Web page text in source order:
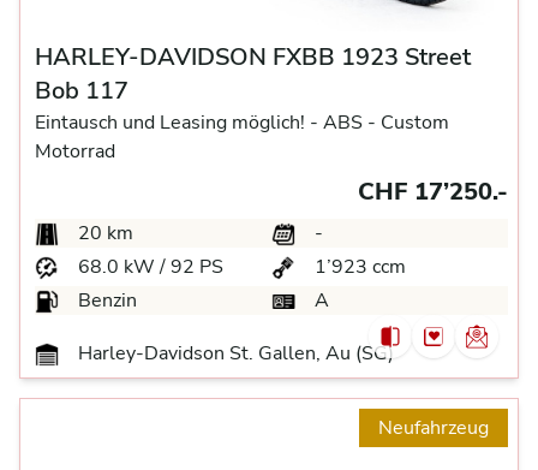
HARLEY-DAVIDSON FXBB 1923 Street
Bob 117
Eintausch und Leasing möglich! - ABS - Custom
Motorrad
CHF 17’250.-
20 km
-
68.0 kW / 92 PS
1’923 ccm
Benzin
A
Harley-Davidson St. Gallen, Au (SG)
Neufahrzeug